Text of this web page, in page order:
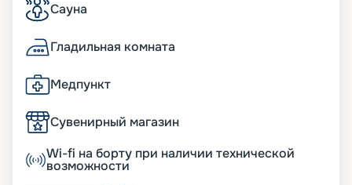
Сауна
Гладильная комната
Медпункт
Сувенирный магазин
Wi-fi на борту при наличии технической
возможности